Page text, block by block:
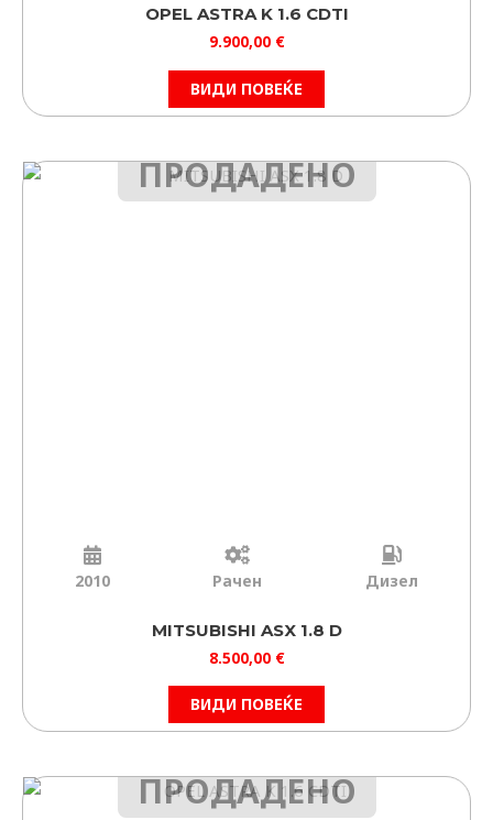
OPEL ASTRA K 1.6 CDTI
9.900,00 €
ВИДИ ПОВЕЌЕ
ПРОДАДЕНО
2010 Рачен Дизел
MITSUBISHI ASX 1.8 D
8.500,00 €
ВИДИ ПОВЕЌЕ
ПРОДАДЕНО